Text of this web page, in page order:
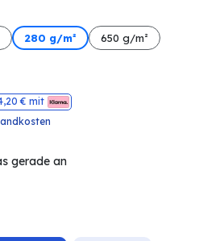
280 g/m² 650 g/m²
€ mit
gerade an